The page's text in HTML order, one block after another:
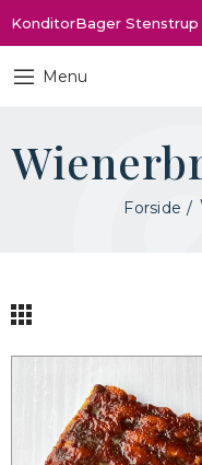
KonditorBager Stenstrup
Menu
Forside